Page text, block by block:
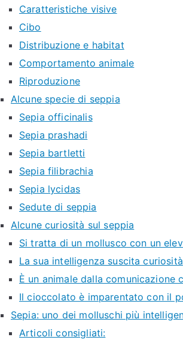
Caratteristiche visive
Cibo
Distribuzione e habitat
Comportamento animale
Riproduzione
Alcune specie di seppia
Sepia officinalis
Sepia prashadi
Sepia bartletti
Sepia filibrachia
Sepia lycidas
Sedute di seppia
Alcune curiosità sul seppia
Si tratta di un mollusco con un
La sua intelligenza suscita curiosità
È un animale dalla comunicazione
Il cioccolato è imparentato con il
Sepia: uno dei molluschi più
Articoli consigliati: